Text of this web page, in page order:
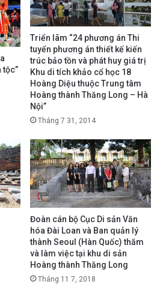
tộc”
Triển lãm “24 phương án Thi
tuyển phương án thiết kế kiến
trúc bảo tồn và phát huy giá trị
Khu di tích khảo cổ học 18
Hoàng Diệu thuộc Trung tâm
Hoàng thành Thăng Long – Hà
Nội”
Tháng 7 31, 2014
Đoàn cán bộ Cục Di sản Văn
hóa Đài Loan và Ban quản lý
thành Seoul (Hàn Quốc) thăm
và làm việc tại khu di sản
Hoàng thành Thăng Long
Tháng 11 7, 2018